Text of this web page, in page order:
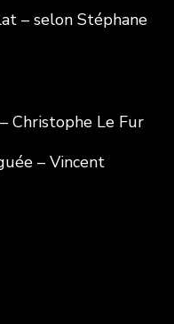
– selon Stéphane
Christophe Le Fur
– Vincent